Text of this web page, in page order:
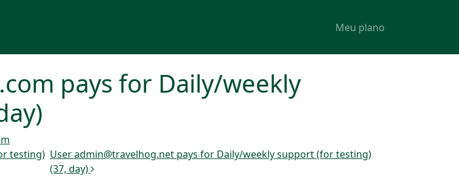
Meu plano
pays for Daily/weekly
testing) User admin@travelhog.net pays for Daily/weekly support (for testing)
(37, day)